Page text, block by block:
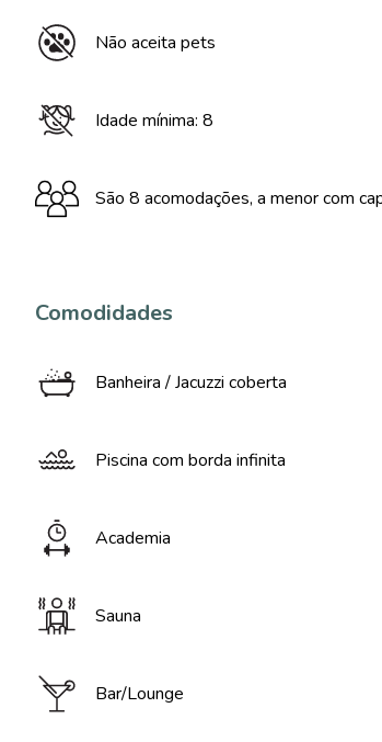
Não aceita pets
Idade mínima: 8
São 8 acomodações, a menor com
Comodidades
Banheira / Jacuzzi coberta
Piscina com borda infinita
Academia
Sauna
Bar/Lounge